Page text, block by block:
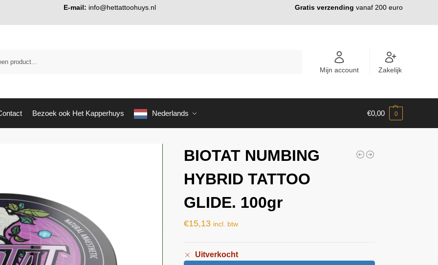
E-mail: info@hettattoohuys.nl Gratis verzending vanaf 200 euro
Mijn account Zakelijk
Bezoek ook Het Kapperhuys Nederlands €0,00 0
BIOTAT NUMBING
HYBRID TATTOO
GLIDE. 100gr
€15,13 incl. btw
Uitverkocht